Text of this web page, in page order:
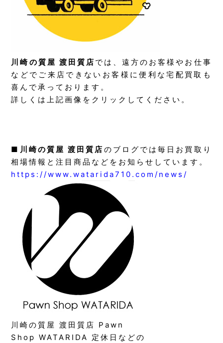
川崎の質屋 渡田質店 では、遠方のお客様やお仕事
などでご来店できないお客様に便利な宅配買取も
喜んで承っております。
詳しくは上記画像をクリックしてください。
■ 川崎の質屋 渡田質店 のブログでは毎日お買取り
相場情報と注目商品などをお知らせしています。
https://www.watarida710.com/news/
川崎の質屋 渡田質店 Pawn
Shop WATARIDA 定休日などの